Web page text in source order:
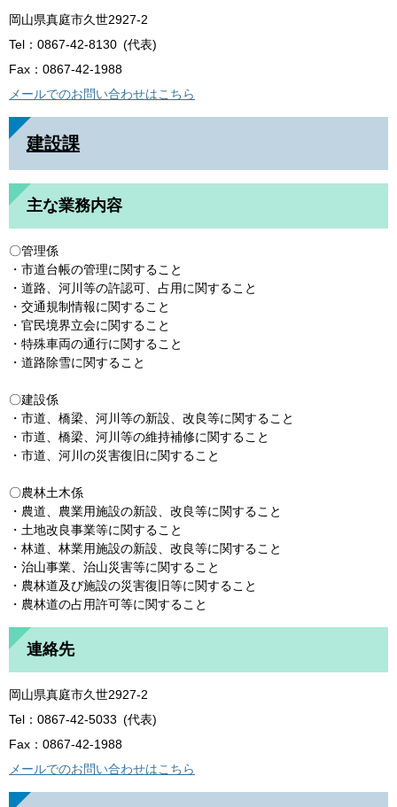
岡山県真庭市久世2927-2
Tel：0867-42-8130
代表
Fax：0867-42-1988
メールでのお問い合わせはこちら
建設課
主な業務内容
〇管理係
・市道台帳の管理に関すること
・道路、河川等の許認可、占用に関すること
・交通規制情報に関すること
・官民境界立会に関すること
・特殊車両の通行に関すること
・道路除雪に関すること
〇建設係
・市道、橋梁、河川等の新設、改良等に関すること
・市道、橋梁、河川等の維持補修に関すること
・市道、河川の災害復旧に関すること
〇農林土木係
・農道、農業用施設の新設、改良等に関すること
・土地改良事業等に関すること
・林道、林業用施設の新設、改良等に関すること
・治山事業、治山災害等に関すること
・農林道及び施設の災害復旧等に関すること
・農林道の占用許可等に関すること
連絡先
岡山県真庭市久世2927-2
Tel：0867-42-5033
代表
Fax：0867-42-1988
メールでのお問い合わせはこちら